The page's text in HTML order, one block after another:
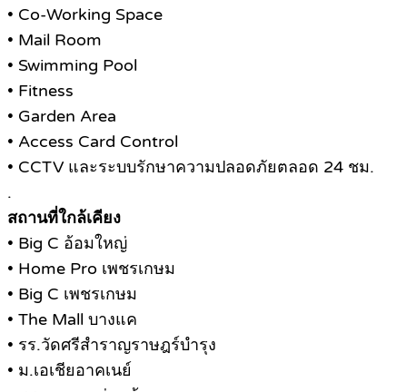
• Co-Working Space
• Mail Room
• Swimming Pool
• Fitness
• Garden Area
• Access Card Control
• CCTV และระบบรักษาความปลอดภัยตลอด 24 ชม.
.
สถานที่ใกล้เคียง
• Big C อ้อมใหญ่
• Home Pro เพชรเกษม
• Big C เพชรเกษม
• The Mall บางแค
• รร.วัดศรีสำราญราษฎร์บำรุง
• ม.เอเชียอาคเนย์